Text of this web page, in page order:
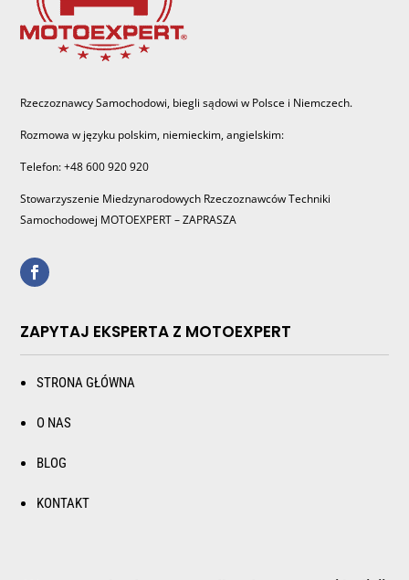
Rzeczoznawcy Samochodowi, biegli sądowi w Polsce i Niemczech.
Rozmowa w języku polskim, niemieckim, angielskim:
Telefon: +48 600 920 920
Stowarzyszenie Miedzynarodowych Rzeczoznawców Techniki
Samochodowej MOTOEXPERT – ZAPRASZA
ZAPYTAJ EKSPERTA Z MOTOEXPERT
STRONA GŁÓWNA
O NAS
BLOG
KONTAKT